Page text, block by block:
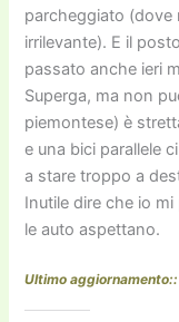
parcheggiato (dove
irrilevante). E il
passato anche ieri
Superga, ma non
piemontese) è
e una bici parallele
a stare troppo a
Inutile dire che io
le auto aspettano.
Ultimo